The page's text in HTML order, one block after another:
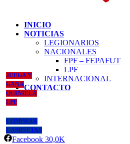
INICIO
NOTICIAS
LEGIONARIOS
NACIONALES
FPF – FEPAFUT
LPF
INTERNACIONAL
CONTACTO
JUEGA Y
GANA
QUINIELA
LPF
COMPRAR
CAMISETAS
Facebook 30,0K